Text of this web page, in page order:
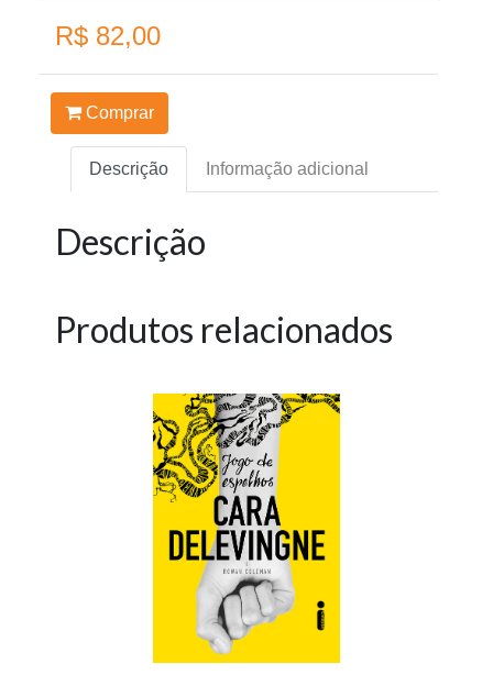
R$ 82,00
Comprar
Descrição Informação adicional
Descrição
Produtos relacionados